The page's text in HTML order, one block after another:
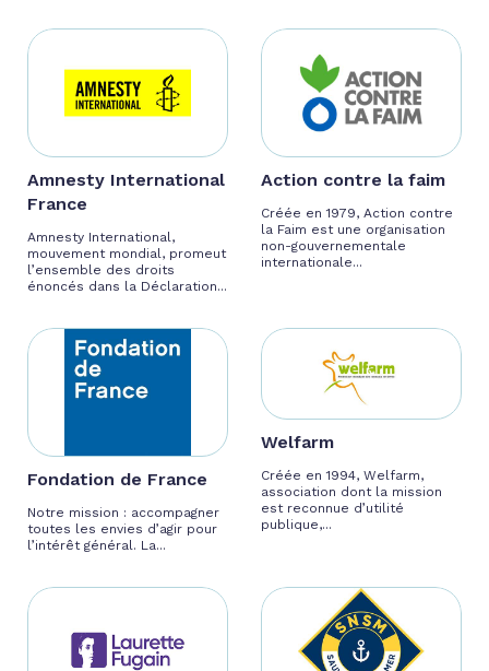
Amnesty International
France
Amnesty International,
mouvement mondial, promeut
l’ensemble des droits
énoncés dans la Déclaration...
Action contre la faim
Créée en 1979, Action contre
la Faim est une organisation
non-gouvernementale
internationale...
Fondation de France
Notre mission : accompagner
toutes les envies d’agir pour
l’intérêt général. La...
Welfarm
Créée en 1994, Welfarm,
association dont la mission
est reconnue d’utilité
publique,...